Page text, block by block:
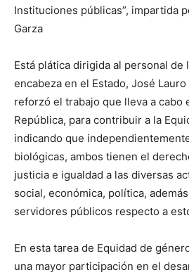
Instituciones públicas”, impartida
Garza
Está plática dirigida al personal de
encabeza en el Estado, José
reforzó el trabajo que lleva a cabo
República, para contribuir a la
indicando que
biológicas, ambos tienen el
justicia e igualdad a las diversas
social, económica, política,
servidores públicos respecto a
En esta tarea de Equidad de
una mayor participación en el